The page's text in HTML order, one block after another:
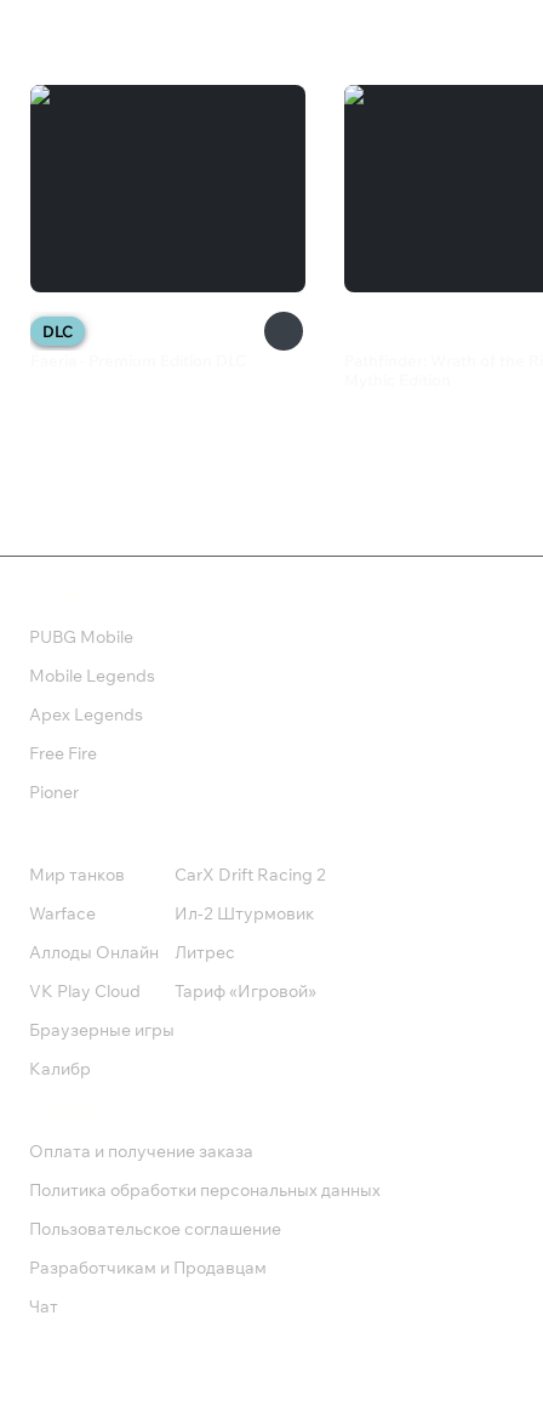
DLC
PUBG Mobile
Mobile Legends
Apex Legends
Free Fire
Pioner
Мир танков
Warface
Аллоды Онлайн
VK Play Cloud
Браузерные игры
Калибр
CarX Drift Racing 2
Ил-2 Штурмовик
Литрес
Тариф «Игровой»
Оплата и получение заказа
Политика обработки персональных данных
Пользовательское соглашение
Разработчикам и Продавцам
Чат